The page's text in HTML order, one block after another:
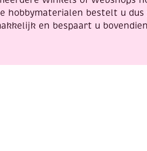
hobbymaterialen bestelt u
en bespaart u